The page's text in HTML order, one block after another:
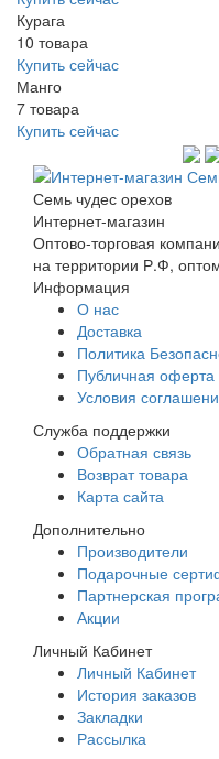
Курага
10 товара
Купить сейчас
Манго
7 товара
Купить сейчас
Семь чудес орехов
Интернет-магазин
Оптово-торговая
на территории Р.Ф,
Информация
О нас
Доставка
Политика
Публичная оферта
Условия
Служба поддержки
Обратная связь
Возврат товара
Карта сайта
Дополнительно
Производители
Подарочные
Партнерская
Акции
Личный Кабинет
Личный Кабинет
История заказов
Закладки
Рассылка